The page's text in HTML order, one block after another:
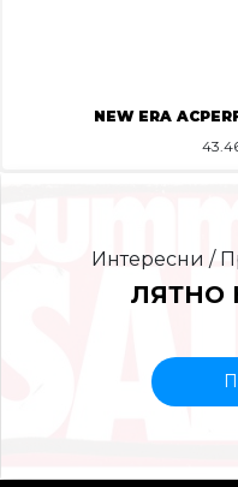
NEW ERA
Интересни /
ЛЯТНО